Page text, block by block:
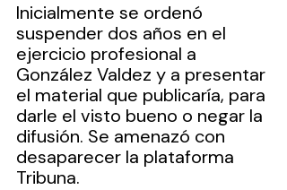
Inicialmente se ordenó
suspender dos años en el
ejercicio profesional a
González Valdez y a presentar
el material que publicaría, para
darle el visto bueno o negar la
difusión. Se amenazó con
desaparecer la plataforma
Tribuna.